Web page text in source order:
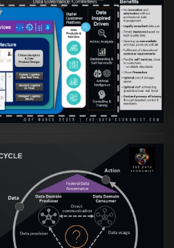
Data Governance
Fabric essenziell für
Datenprodukte ist
VIEW
Ökosysteme: Die
Data Inspired Human
Culture